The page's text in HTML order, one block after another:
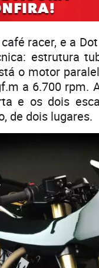
racer, e a
estrutura
o motor
a 6.700 rpm.
e os dois
de dois lugares.